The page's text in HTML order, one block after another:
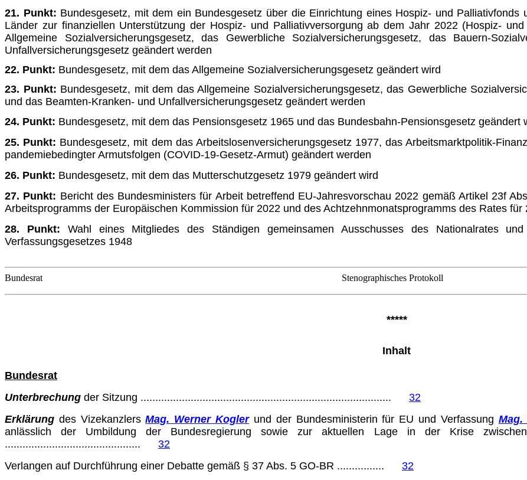
21. Punkt: Bundesgesetz, mit dem ein Bundesgesetz über die Einrichtung eines Hospiz- und
Länder zur finanziellen Unterstützung der Hospiz- und Palliativversorgung ab dem Jahr 2022 (Hos­piz-
Allgemeine Sozialversi­cherungsgesetz, das Gewerbliche Sozialversicherungsgesetz, das Bauern-
Unfallversicherungsgesetz geändert werden
22. Punkt: Bundesgesetz, mit dem das Allgemeine Sozialversicherungsgesetz geändert wird
23. Punkt: Bundesgesetz, mit dem das Allgemeine Sozialversicherungsgesetz, das Ge­werbliche
und das Beamten-Kranken- und Unfallversicherungsgesetz geändert werden
24. Punkt: Bundesgesetz, mit dem das Pensionsgesetz 1965 und das Bundesbahn-Pensionsgesetz geändert
25. Punkt: Bundesgesetz, mit dem das Arbeitslosenversicherungsgesetz 1977, das Ar­beitsmarktpolitik-
pande­miebedingter Armutsfolgen (COVID-19-Gesetz-Armut) geändert werden
26. Punkt: Bundesgesetz, mit dem das Mutterschutzgesetz 1979 geändert wird
27. Punkt: Bericht des Bundesministers für Arbeit betreffend EU-Jahresvorschau 2022 gemäß Artikel 23f
Arbeits­programms der Europäischen Kommission für 2022 und des Achtzehnmonatspro­gramms des Rates für
28. Punkt: Wahl eines Mitgliedes des Ständigen gemeinsamen Ausschusses des Natio­nalrates
Verfassungsgesetzes 1948
Bundesrat Stenographisches Protokoll
*****
Inhalt
Bundesrat
Unterbrechung der Sitzung ..................................................................................... 32
Erklärung des VizekanzlersMag. Werner Koglerund der Bundesministerin für EU und Verfassung
anläss­lich der Umbildung der Bundesregierung sowie zur aktuellen Lage in der Krise
.............................................. 32
Verlangen auf Durchführung einer Debatte gemäß § 37 Abs. 5 GO-BR ................ 32